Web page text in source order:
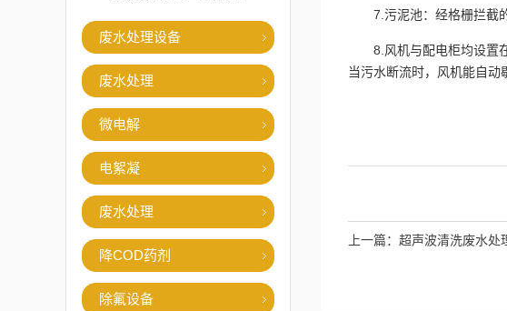
废水处理设备
废水处理
微电解
电絮凝
废水处理
降COD药剂
除氟设备
7.污泥池：经格栅拦截
8.风机与配电柜均设置
当污水断流时，风机能自动
上一篇： 超声波清洗废水处